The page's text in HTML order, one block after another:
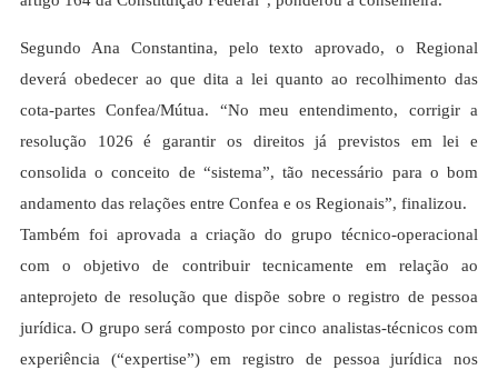
Segundo Ana Constantina, pelo texto aprovado, o Regional
deverá obedecer ao que dita a lei quanto ao recolhimento das
cota-partes Confea/Mútua. “No meu entendimento, corrigir a
resolução 1026 é garantir os direitos já previstos em lei e
consolida o conceito de “sistema”, tão necessário para o bom
andamento das relações entre Confea e os Regionais”, finalizou.
Também foi aprovada a criação do grupo técnico-operacional
com o objetivo de contribuir tecnicamente em relação ao
anteprojeto de resolução que dispõe sobre o registro de pessoa
jurídica. O grupo será composto por cinco analistas-técnicos com
experiência (“expertise”) em registro de pessoa jurídica nos